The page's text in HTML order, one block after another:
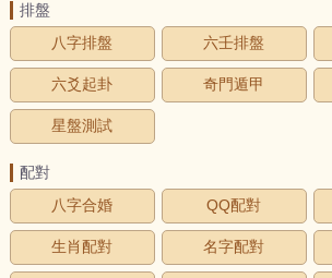
排盤
八字排盤
六壬排盤
六爻起卦 奇門遁甲
星盤測試
配對
八字合婚
QQ配對
生肖配對 名字配對